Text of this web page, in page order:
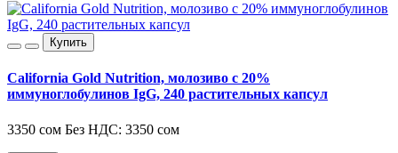
Купить
California Gold Nutrition, молозиво с 20%
иммуноглобулинов IgG, 240 растительных капсул
3350 сом Без НДС: 3350 сом